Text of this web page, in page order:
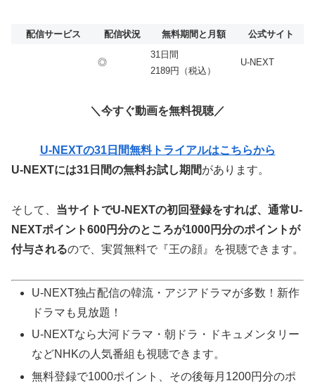
配信サービス 配信状況 無料期間と月額 公式サイト
◎
31日間
2189円（税込）
U-NEXT
＼今すぐ動画を無料視聴／
U-NEXTの31日間無料トライアルはこちらから
U-NEXTには31日間の無料お試し期間があります。
そして、 当サイトでU-NEXTの初回登録をすれば、通常U-
NEXTポイント600円分のところが1000円分のポイントが
付与されるので、実質無料で『王の顔』を視聴できます。
U-NEXT独占配信の韓流・アジアドラマが多数！新作
ドラマも見放題！
U-NEXTなら大河ドラマ・朝ドラ・ドキュメンタリー
などNHKの人気番組も視聴できます。
無料登録で1000ポイント、その後毎月1200円分のポ